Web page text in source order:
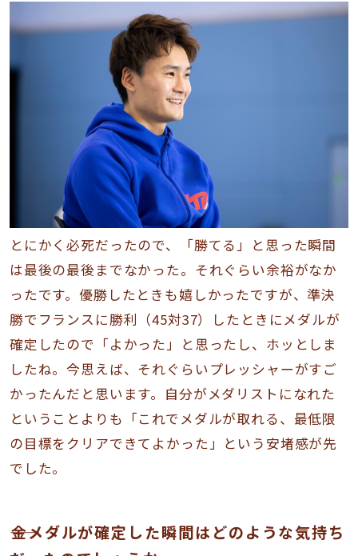
とにかく必死だったので、「勝てる」と思った瞬間
は最後の最後までなかった。それぐらい余裕がなか
ったです。優勝したときも嬉しかったですが、準決
勝でフランスに勝利（45対37）したときにメダルが
確定したので「よかった」と思ったし、ホッとしま
したね。今思えば、それぐらいプレッシャーがすご
かったんだと思います。自分がメダリストになれた
ということよりも「これでメダルが取れる、最低限
の目標をクリアできてよかった」という安堵感が先
でした。
――金メダルが確定した瞬間はどのような気持ち